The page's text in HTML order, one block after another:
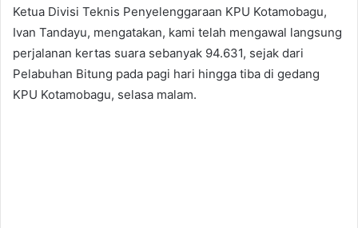
Ketua Divisi Teknis Penyelenggaraan KPU Kotamobagu,
Ivan Tandayu, mengatakan, kami telah mengawal langsung
perjalanan kertas suara sebanyak 94.631, sejak dari
Pelabuhan Bitung pada pagi hari hingga tiba di gedang
KPU Kotamobagu, selasa malam.